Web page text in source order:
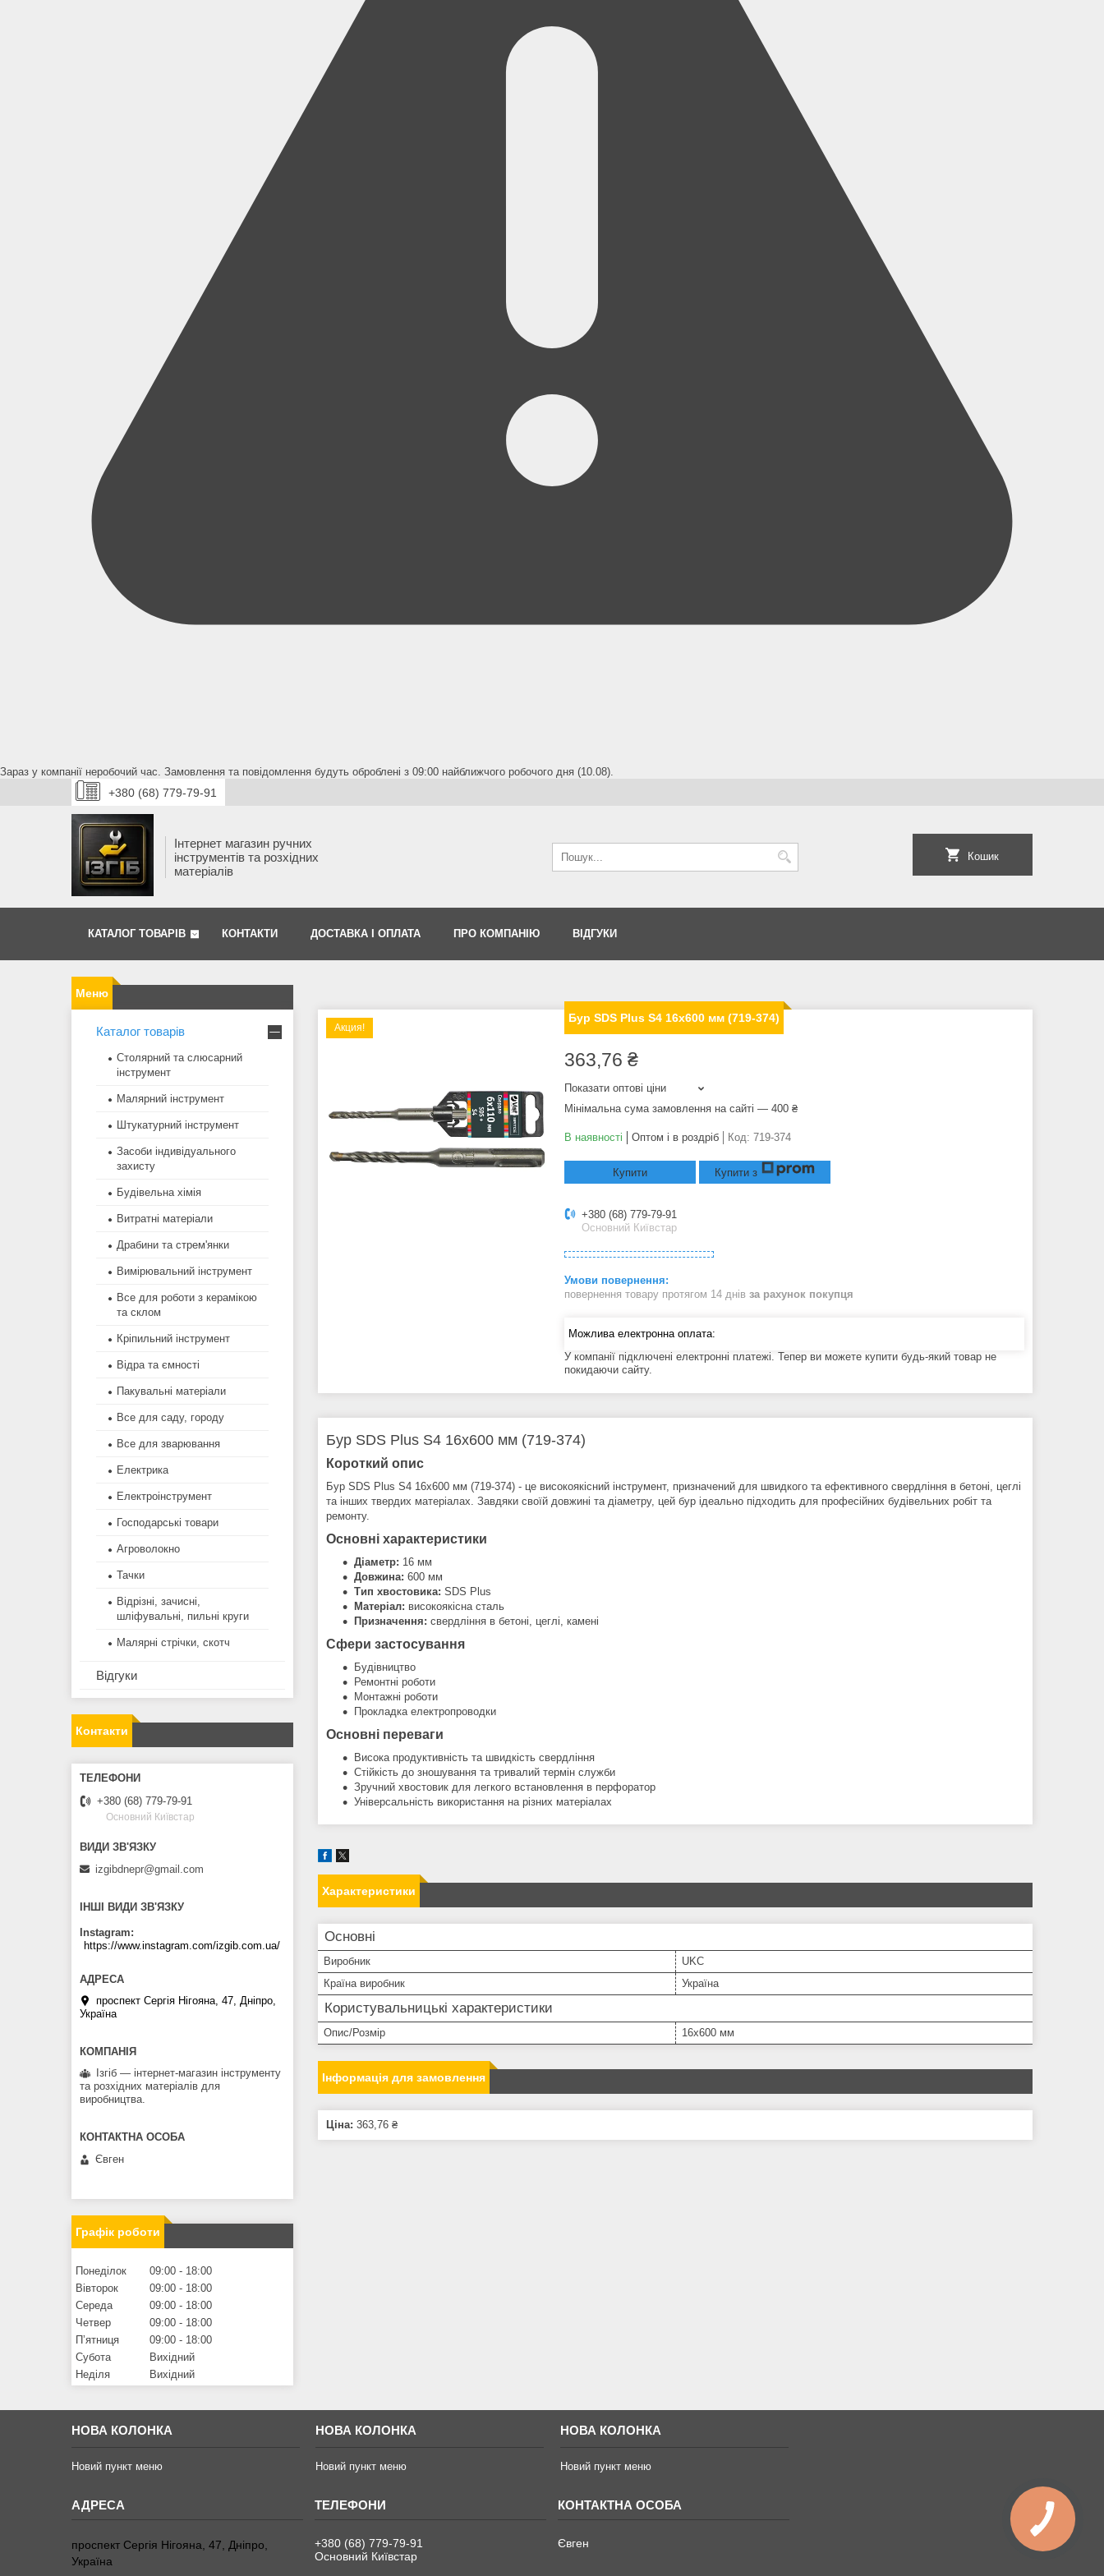
Зараз у компанії неробочий час. Замовлення та повідомлення будуть оброблені з 09:00 найближчого робочого дня (10.08).
+380 (68) 779-79-91
Інтернет магазин ручних
інструментів та розхідних
матеріалів
Кошик
КАТАЛОГ ТОВАРІВ КОНТАКТИ ДОСТАВКА І ОПЛАТА ПРО КОМПАНІЮ ВІДГУКИ
Акция!
Бур SDS Plus S4 16х600 мм (719-374)
363,76 ₴
Показати оптові ціни
Мінімальна сума замовлення на сайті — 400 ₴
В наявності Оптом і в роздріб Код: 719-374
Купити Купити з
+380 (68) 779-79-91
Основний Київстар
повернення товару протягом 14 днів за рахунок покупця
У компанії підключені електронні платежі. Тепер ви можете купити будь-який товар не
покидаючи сайту.
Бур SDS Plus S4 16х600 мм (719-374)
Короткий опис
Бур SDS Plus S4 16х600 мм (719-374) - це високоякісний інструмент, призначений для швидкого та ефективного свердління в бетоні, цеглі
та інших твердих матеріалах. Завдяки своїй довжині та діаметру, цей бур ідеально підходить для професійних будівельних робіт та
ремонту.
Основні характеристики
Діаметр: 16 мм
Довжина: 600 мм
Тип хвостовика: SDS Plus
Матеріал: високоякісна сталь
Призначення: свердління в бетоні, цеглі, камені
Сфери застосування
Будівництво
Ремонтні роботи
Монтажні роботи
Прокладка електропроводки
Основні переваги
Висока продуктивність та швидкість свердління
Стійкість до зношування та тривалий термін служби
Зручний хвостовик для легкого встановлення в перфоратор
Універсальність використання на різних матеріалах
Характеристики
Основні
Виробник
UKC
Країна виробник
Україна
Користувальницькі характеристики
Опис/Розмір 16х600 мм
Інформація для замовлення
Ціна: 363,76 ₴
Каталог товарів
Столярний та слюсарний
інструмент
Малярний інструмент
Штукатурний інструмент
Засоби індивідуального
захисту
Будівельна хімія
Витратні матеріали
Драбини та стрем'янки
Вимірювальний інструмент
Все для роботи з керамікою
та склом
Кріпильний інструмент
Відра та ємності
Пакувальні матеріали
Все для саду, городу
Все для зварювання
Електрика
Електроінструмент
Господарські товари
Агроволокно
Тачки
Відрізні, зачисні,
шліфувальні, пильні круги
Малярні стрічки, скотч
Відгуки
Контакти
+380 (68) 779-79-91
Основний Київстар
izgibdnepr@gmail.com
ІНШІ ВИДИ ЗВ'ЯЗКУ
Instagram
https://www.instagram.com/izgib.com.ua/
проспект Сергія Нігояна, 47, Дніпро,
Україна
Ізгіб — інтернет-магазин інструменту
та розхідних матеріалів для
виробництва.
Євген
Графік роботи
Понеділок 09:00
18:00
Вівторок
09:00
18:00
Середа
09:00
18:00
Четвер
09:00
18:00
Пʼятниця
09:00
18:00
Субота
Вихідний
Неділя
Вихідний
НОВА КОЛОНКА
Новий пункт меню
НОВА КОЛОНКА
Новий пункт меню
НОВА КОЛОНКА
Новий пункт меню
проспект Сергія Нігояна, 47, Дніпро,
Україна
+380 (68) 779-79-91
Основний Київстар
Євген